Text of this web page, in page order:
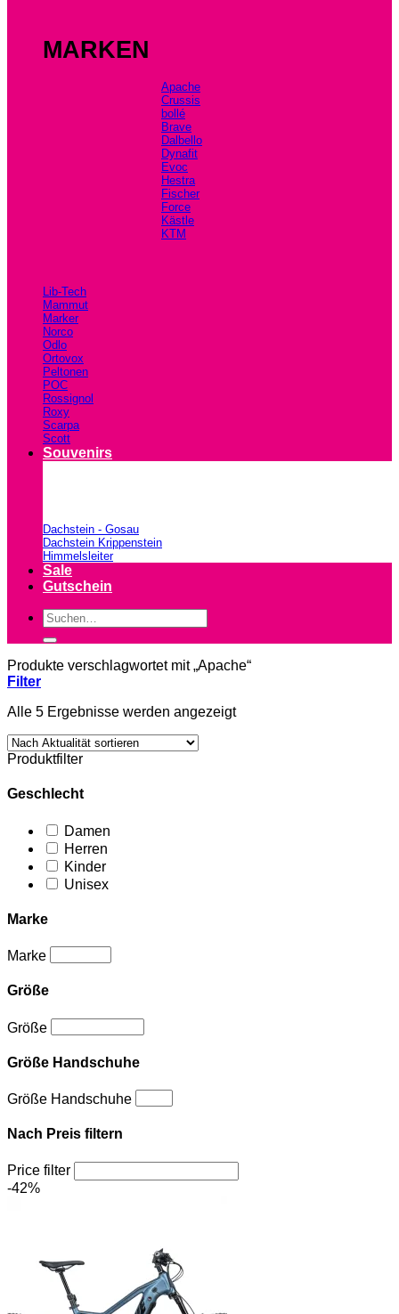
MARKEN
Apache
Crussis
bollé
Brave
Dalbello
Dynafit
Evoc
Hestra
Fischer
Force
Kästle
KTM
Lib-Tech
Mammut
Marker
Norco
Odlo
Ortovox
Peltonen
POC
Rossignol
Roxy
Scarpa
Scott
Souvenirs
Dachstein - Gosau
Dachstein Krippenstein
Himmelsleiter
Sale
Gutschein
Suchen
nach:
Produkte verschlagwortet mit „Apache“
Filter
Alle 5 Ergebnisse werden angezeigtNach
Produktfilter
Geschlecht
Damen
Herren
Kinder
Unisex
Marke
Marke
Größe
Größe
Größe Handschuhe
Größe Handschuhe
Nach Preis filtern
Price filter
-42%